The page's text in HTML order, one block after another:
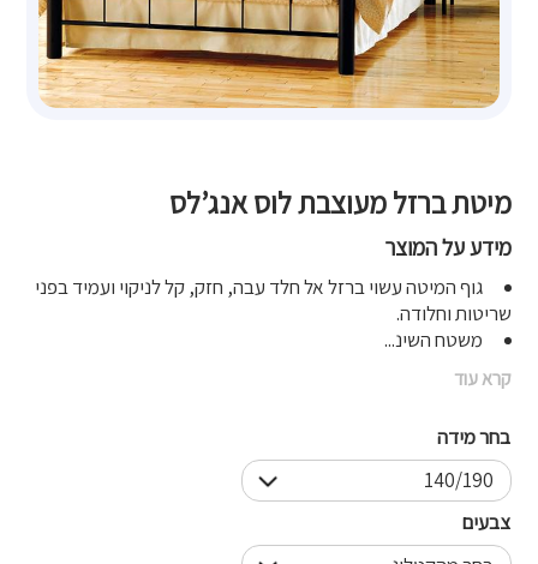
מיטת ברזל מעוצבת לוס אנג’לס
מידע על המוצר
גוף המיטה עשוי ברזל אל חלד עבה, חזק, קל לניקוי ועמיד בפני
שריטות וחלודה.
משטח השינ...
קרא עוד
בחר מידה
צבעים